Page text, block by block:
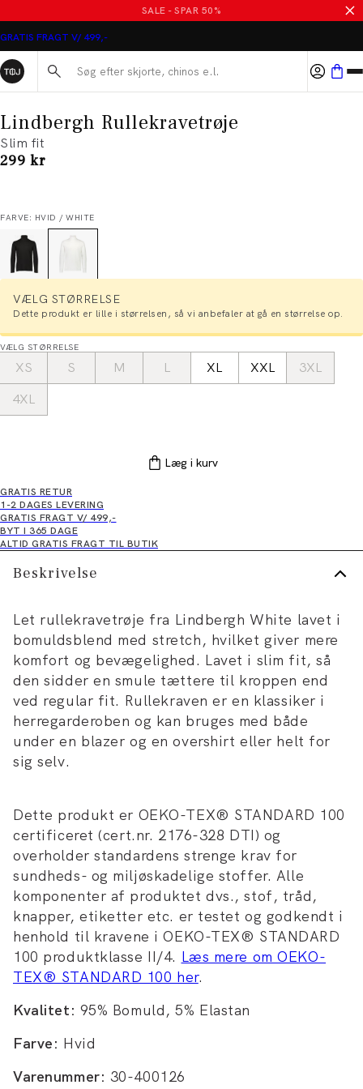
SALE - SPAR 50%
GRATIS FRAGT V/ 499,-
Søg her...
Lindbergh Rullekravetrøje
Slim fit
I alt (inkl. rabat)
299 kr
FARVE: HVID / WHITE
VÆLG STØRRELSE
Dette produkt er lille i størrelsen, så vi anbefaler at gå en størrelse op.
VÆLG STØRRELSE
XS S M L XL XXL
3XL
4XL
Læg i kurv
GRATIS RETUR
1-2 DAGES LEVERING
GRATIS FRAGT V/ 499,-
BYT I 365 DAGE
ALTID GRATIS FRAGT TIL BUTIK
Beskrivelse
Let rullekravetrøje fra Lindbergh White lavet i
bomuldsblend med stretch, hvilket giver mere
komfort og bevægelighed. Lavet i slim fit, så
den sidder en smule tættere til kroppen end
ved regular fit. Rullekraven er en klassiker i
herregarderoben og kan bruges med både
under en blazer og en overshirt eller helt for
sig selv.
Dette produkt er OEKO-TEX® STANDARD 100
certificeret (cert.nr. 2176-328 DTI) og
overholder standardens strenge krav for
sundheds- og miljøskadelige stoffer. Alle
komponenter af produktet dvs., stof, tråd,
knapper, etiketter etc. er testet og godkendt i
henhold til kravene i OEKO-TEX® STANDARD
100 produktklasse II/4. Læs mere om OEKO-
TEX® STANDARD 100 her.
Kvalitet: 95% Bomuld, 5% Elastan
Farve: Hvid
Varenummer: 30-400126